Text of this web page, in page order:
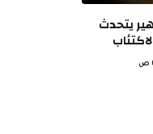
يتحدث